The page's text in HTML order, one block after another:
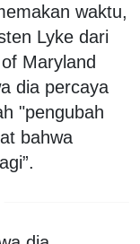
waktu,
Lyke dari
Maryland
dia percaya
"pengubah
bahwa